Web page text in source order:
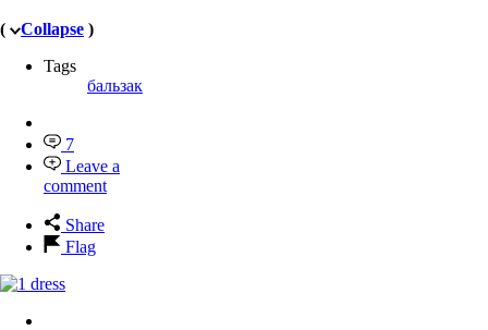
( Collapse )
Tags
бальзак
7
Leave a
comment
Share
Flag